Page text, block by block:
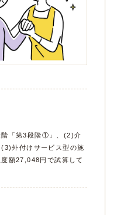
「第3段階①」、(2)介
外付けサービス型の施
額27,048円で試算して